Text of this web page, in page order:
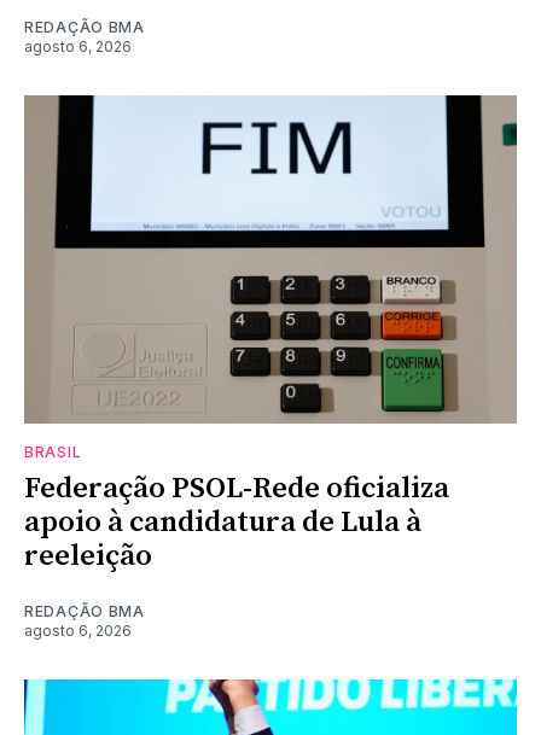
REDAÇÃO BMA
agosto 6, 2026
BRASIL
Federação PSOL-Rede oficializa
apoio à candidatura de Lula à
reeleição
REDAÇÃO BMA
agosto 6, 2026